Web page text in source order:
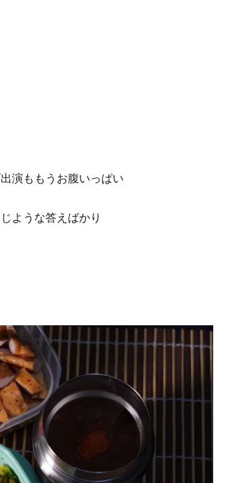
演ももうお腹いっぱい
ような答えばかり